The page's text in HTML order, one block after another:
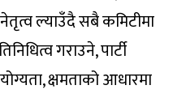
नेतृत्व ल्याउँदै सबै कमिटीमा
गराउने, पार्टी
क्षमताको आधारमा